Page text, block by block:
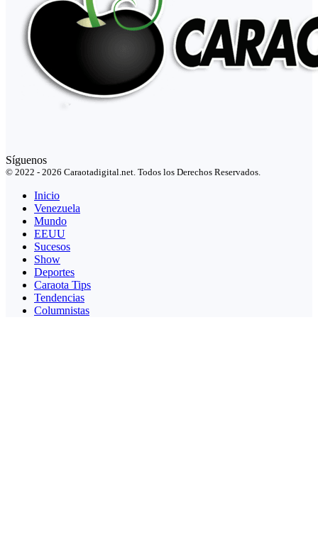
Síguenos
© 2022 - 2026 Caraotadigital.net. Todos los Derechos Reservados.
Inicio
Venezuela
Mundo
EEUU
Sucesos
Show
Deportes
Caraota Tips
Tendencias
Columnistas